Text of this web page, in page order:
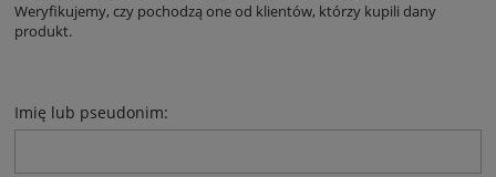
Weryfikujemy, czy pochodzą one od klientów, którzy kupili dany
produkt.
Imię lub pseudonim: